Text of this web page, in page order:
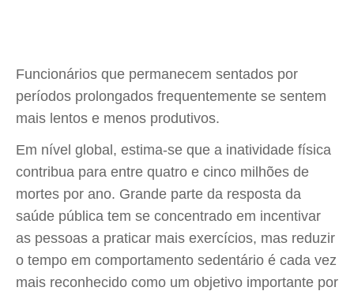
Funcionários que permanecem sentados por
períodos prolongados frequentemente se sentem
mais lentos e menos produtivos.
Em nível global, estima-se que a inatividade física
contribua para entre quatro e cinco milhões de
mortes por ano. Grande parte da resposta da
saúde pública tem se concentrado em incentivar
as pessoas a praticar mais exercícios, mas reduzir
o tempo em comportamento sedentário é cada vez
mais reconhecido como um objetivo importante por